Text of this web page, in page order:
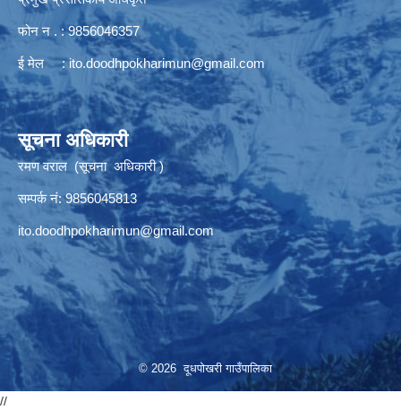
फोन न . : 9856046357
ई मेल :ito.doodhpokharimun@gmail.com
सूचना अधिकारी
रमण वराल (सूचना अधिकारी )
सम्पर्क नं: 9856045813
ito.doodhpokharimun@gmail.com
© 2026 दूधपोखरी गाउँपालिका
//